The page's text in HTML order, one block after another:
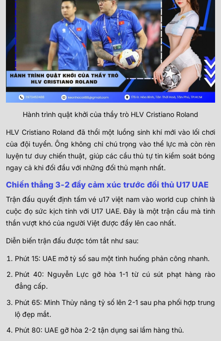
Hành trình quật khởi của thầy trò HLV Cristiano Roland
HLV Cristiano Roland đã thổi một luồng sinh khí mới vào lối chơi
của đội tuyển. Ông không chỉ chú trọng vào thể lực mà còn rèn
luyện tư duy chiến thuật, giúp các cầu thủ tự tin kiểm soát bóng
ngay cả khi đối đầu với những đối thủ mạnh nhất.
Chiến thắng 3-2 đầy cảm xúc trước đối thủ U17 UAE
Trận đấu quyết định tấm vé u17 việt nam vào world cup chính là
cuộc đọ sức kịch tính với U17 UAE. Đây là một trận cầu mà tinh
thần vượt khó của người Việt được đẩy lên cao nhất.
Diễn biến trận đấu được tóm tắt như sau:
Phút 15: UAE mở tỷ số sau một tình huống phản công nhanh.
Phút 40: Nguyễn Lực gỡ hòa 1-1 từ cú sút phạt hàng rào
đẳng cấp.
Phút 65: Minh Thủy nâng tỷ số lên 2-1 sau pha phối hợp trung
lộ đẹp mắt.
Phút 80: UAE gỡ hòa 2-2 tận dụng sai lầm hàng thủ.